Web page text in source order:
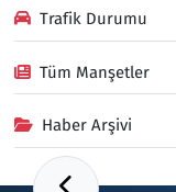
Trafik Durumu
Tüm Manşetler
Haber Arşivi